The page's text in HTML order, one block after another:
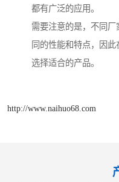
都有广泛的应用。
需要注意的是，不同
同的性能和特点，因
选择适合的产品。
http://www.naihuo68.com